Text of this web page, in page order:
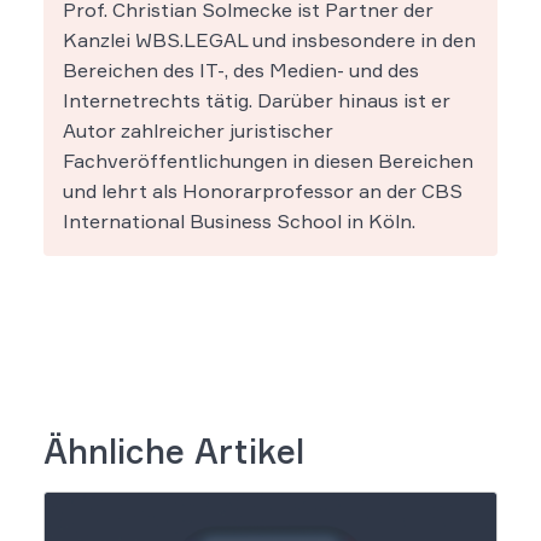
Prof. Christian Solmecke ist Partner der
Kanzlei WBS.LEGAL und insbesondere in den
Bereichen des IT-, des Medien- und des
Internetrechts tätig. Darüber hinaus ist er
Autor zahlreicher juristischer
Fachveröffentlichungen in diesen Bereichen
und lehrt als Honorarprofessor an der CBS
International Business School in Köln.
Ähnliche Artikel